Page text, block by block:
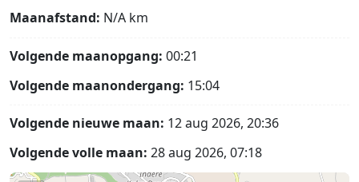
Maanafstand: N/A km
Volgende maanopgang: 00:21
Volgende maanondergang: 15:04
Volgende nieuwe maan: 12 aug 2026, 20:36
Volgende volle maan: 28 aug 2026, 07:18